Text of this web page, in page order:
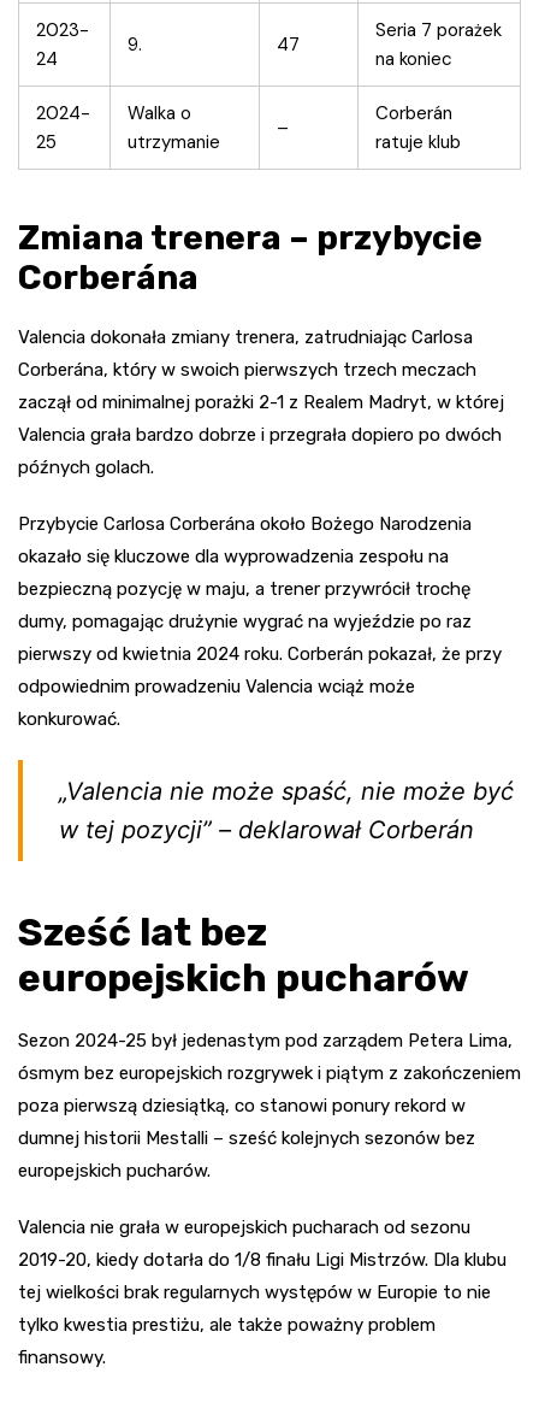
2023-
24
9. 47
Seria 7 porażek
na koniec
2024-
25
Walka o
utrzymanie
–
Corberán
ratuje klub
Zmiana trenera – przybycie
Corberána
Valencia dokonała zmiany trenera, zatrudniając Carlosa
Corberána, który w swoich pierwszych trzech meczach
zaczął od minimalnej porażki 2-1 z Realem Madryt, w której
Valencia grała bardzo dobrze i przegrała dopiero po dwóch
późnych golach.
Przybycie Carlosa Corberána około Bożego Narodzenia
okazało się kluczowe dla wyprowadzenia zespołu na
bezpieczną pozycję w maju, a trener przywrócił trochę
dumy, pomagając drużynie wygrać na wyjeździe po raz
pierwszy od kwietnia 2024 roku. Corberán pokazał, że przy
odpowiednim prowadzeniu Valencia wciąż może
konkurować.
„Valencia nie może spaść, nie może być
w tej pozycji” – deklarował Corberán
Sześć lat bez
europejskich pucharów
Sezon 2024-25 był jedenastym pod zarządem Petera Lima,
ósmym bez europejskich rozgrywek i piątym z zakończeniem
poza pierwszą dziesiątką, co stanowi ponury rekord w
dumnej historii Mestalli – sześć kolejnych sezonów bez
europejskich pucharów.
Valencia nie grała w europejskich pucharach od sezonu
2019-20, kiedy dotarła do 1/8 finału Ligi Mistrzów. Dla klubu
tej wielkości brak regularnych występów w Europie to nie
tylko kwestia prestiżu, ale także poważny problem
finansowy.